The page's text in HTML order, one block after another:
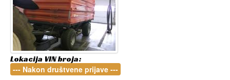
Lokacija VIN broja:
--- Nakon društvene prijave ---